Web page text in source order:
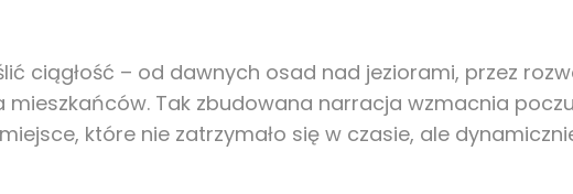
ciągłość – od dawnych osad nad jeziorami, przez
mieszkańców. Tak zbudowana narracja wzmacnia
które nie zatrzymało się w czasie, ale